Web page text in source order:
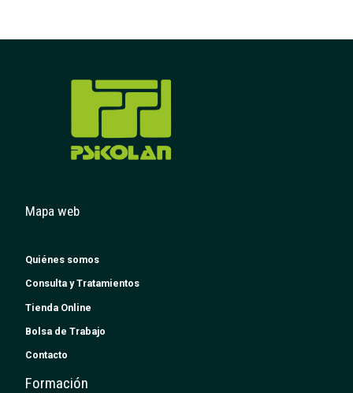
Mapa web
Quiénes somos
Consulta y Tratamientos
Tienda Online
Bolsa de Trabajo
Contacto
Formación